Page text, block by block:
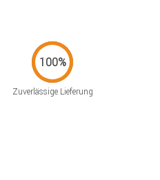
Zuverlässige Lieferung